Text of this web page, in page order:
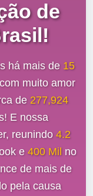
de
há mais de 15
muito amor
de 277,924
E nossa
reunindo 4.2
e 400 Mil no
de mais de
pela causa